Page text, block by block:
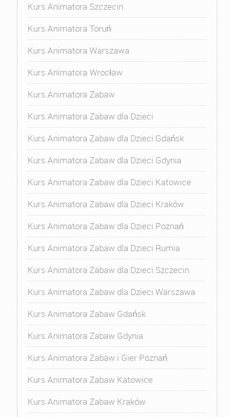
Kurs Animatora Szczecin
Kurs Animatora Toruń
Kurs Animatora Warszawa
Kurs Animatora Wrocław
Kurs Animatora Zabaw
Kurs Animatora Zabaw dla Dzieci
Kurs Animatora Zabaw dla Dzieci Gdańsk
Kurs Animatora Zabaw dla Dzieci Gdynia
Kurs Animatora Zabaw dla Dzieci Katowice
Kurs Animatora Zabaw dla Dzieci Kraków
Kurs Animatora Zabaw dla Dzieci Poznań
Kurs Animatora Zabaw dla Dzieci Rumia
Kurs Animatora Zabaw dla Dzieci Szczecin
Kurs Animatora Zabaw dla Dzieci Warszawa
Kurs Animatora Zabaw Gdańsk
Kurs Animatora Zabaw Gdynia
Kurs Animatora Zabaw i Gier Poznań
Kurs Animatora Zabaw Katowice
Kurs Animatora Zabaw Kraków